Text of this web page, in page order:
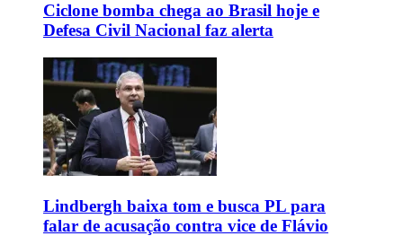
Ciclone bomba chega ao Brasil hoje e
Defesa Civil Nacional faz alerta
Lindbergh baixa tom e busca PL para
falar de acusação contra vice de Flávio